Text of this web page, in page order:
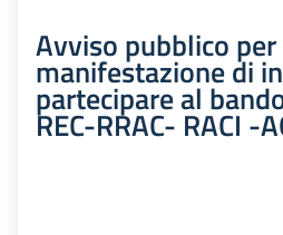
Avviso pubblico
manifestazione di
partecipare al
REC-RRAC- RACI -